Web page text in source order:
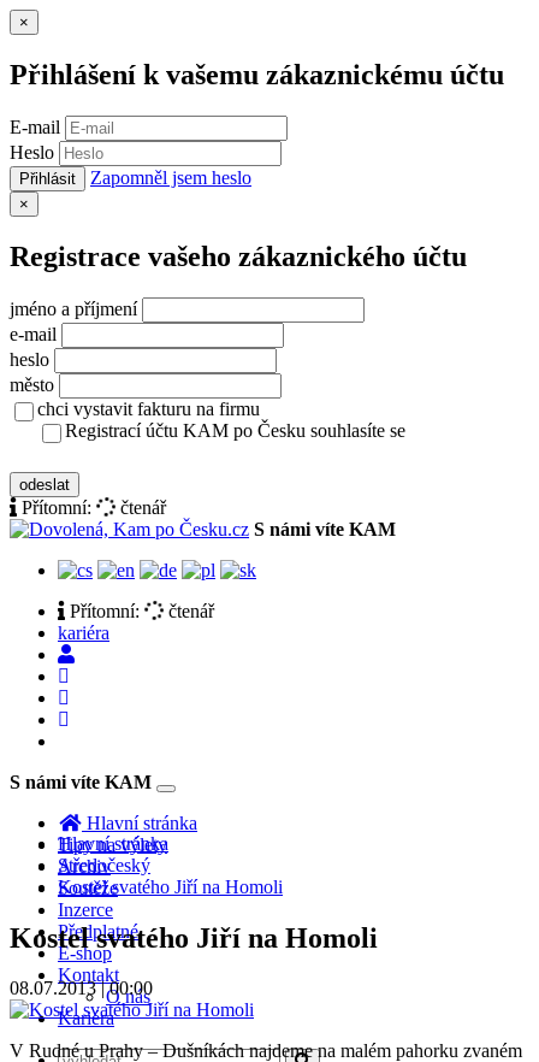
×
Přihlášení k vašemu zákaznickému účtu
E-mail
Heslo
Přihlásit Zapomněl jsem heslo
×
Registrace vašeho zákaznického účtu
jméno a příjmení
e-mail
heslo
město
chci vystavit fakturu na firmu
Registrací účtu KAM po Česku souhlasíte se
odeslat
Přítomní:
čtenář
S námi víte KAM
Přítomní:
čtenář
kariéra
S námi víte KAM
Toggle
navigation
Hlavní stránka
Tipy na výlety
Archiv
Soutěže
Inzerce
Předplatné
E-shop
Kontakt
O nás
Kariéra
Hlavní stránka
Středočeský
Kostel svatého Jiří na Homoli
Kostel svatého Jiří na Homoli
08.07.2013 | 00:00
V Rudné u Prahy – Dušníkách najdeme na malém pahorku zvaném